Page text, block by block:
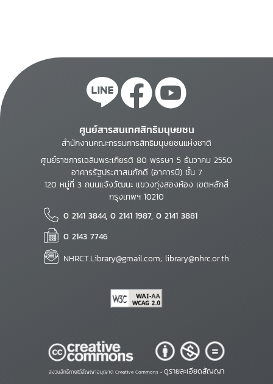
ศูนย์สารสนเทศสิทธิมนุษยชน
สำนักงานคณะกรรมการสิทธิมนุษยชนแห่งชาติ
ศูนย์ราชการเฉลิมพระเกียรติ 80 พรรษา 5 ธันวาคม 2550
อาคารรัฐประศาสนภักดี (อาคารบี) ชั้น 7
120 หมู่ที่ 3 ถนนแจ้งวัฒนะ แขวงทุ่งสองห้อง เขตหลักสี่
กรุงเทพฯ 10210
0 2141 3844, 0 2141 1987, 0 2141 3881
0 2143 7746
NHRCT.Library@gmail.com; library@nhrc.or.th
สงวนสิทธิ์ภายใต้สัญญาอนุญาต Creative Commons • ดูรายละเอียดสัญญา